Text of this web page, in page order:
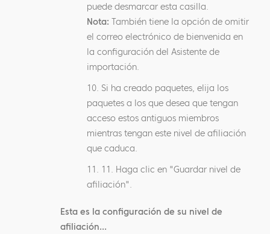
puede desmarcar esta casilla.
Nota: También tiene la opción de omitir
el correo electrónico de bienvenida en
la configuración del Asistente de
importación.
10. Si ha creado paquetes, elija los
paquetes a los que desea que tengan
acceso estos antiguos miembros
mientras tengan este nivel de afiliación
que caduca.
11. 11. Haga clic en "Guardar nivel de
afiliación".
Esta es la configuración de su nivel de
afiliación...